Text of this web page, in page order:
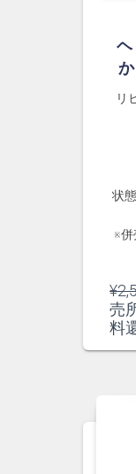
ヘ
リ
状
※併
¥
売
料